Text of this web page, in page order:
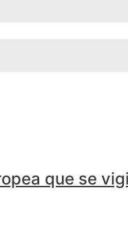
que se